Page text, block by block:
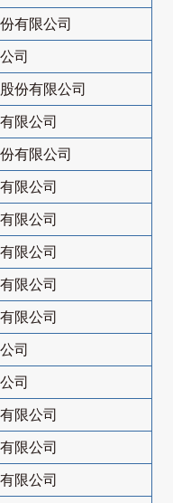
有限公司
司
份有限公司
限公司
有限公司
限公司
限公司
限公司
限公司
限公司
司
司
限公司
限公司
限公司